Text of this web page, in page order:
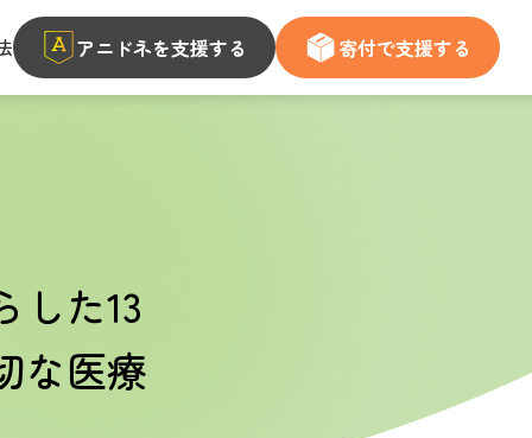
アニドネを支援する 寄付で支援する
した13
な医療